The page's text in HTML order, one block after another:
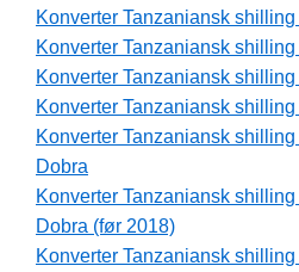
Konverter Tanzaniansk
Konverter Tanzaniansk
Konverter Tanzaniansk
Konverter Tanzaniansk
Konverter Tanzaniansk
Dobra
Konverter Tanzaniansk
Dobra (før 2018)
Konverter Tanzaniansk